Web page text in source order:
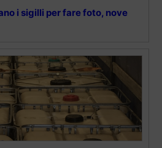
i sigilli per fare foto, nove